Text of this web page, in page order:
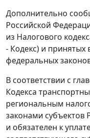
Дополнительно
Российской
из Налогового
- Кодекс) и принятых
федеральных
В соответствии с
Кодекса
региональным
законами субъектов
и обязателен к